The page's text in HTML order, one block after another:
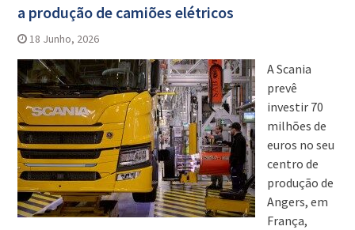
a produção de camiões elétricos
18 Junho, 2026
A Scania
prevê
investir 70
milhões de
euros no seu
centro de
produção de
Angers, em
França,